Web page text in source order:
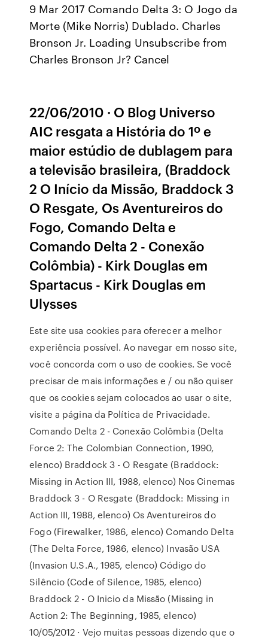
9 Mar 2017 Comando Delta 3: O Jogo da
Morte (Mike Norris) Dublado. Charles
Bronson Jr. Loading Unsubscribe from
Charles Bronson Jr? Cancel
22/06/2010 · O Blog Universo
AIC resgata a História do 1º e
maior estúdio de dublagem para
a televisão brasileira, (Braddock
2 O Início da Missão, Braddock 3
O Resgate, Os Aventureiros do
Fogo, Comando Delta e
Comando Delta 2 - Conexão
Colômbia) - Kirk Douglas em
Spartacus - Kirk Douglas em
Ulysses
Este site usa cookies para oferecer a melhor
experiência possível. Ao navegar em nosso site,
você concorda com o uso de cookies. Se você
precisar de mais informações e / ou não quiser
que os cookies sejam colocados ao usar o site,
visite a página da Política de Privacidade.
Comando Delta 2 - Conexão Colômbia (Delta
Force 2: The Colombian Connection, 1990,
elenco) Braddock 3 - O Resgate (Braddock:
Missing in Action III, 1988, elenco) Nos Cinemas
Braddock 3 - O Resgate (Braddock: Missing in
Action III, 1988, elenco) Os Aventureiros do
Fogo (Firewalker, 1986, elenco) Comando Delta
(The Delta Force, 1986, elenco) Invasão USA
(Invasion U.S.A., 1985, elenco) Código do
Silêncio (Code of Silence, 1985, elenco)
Braddock 2 - O Inicio da Missão (Missing in
Action 2: The Beginning, 1985, elenco)
10/05/2012 · Vejo muitas pessoas dizendo que o